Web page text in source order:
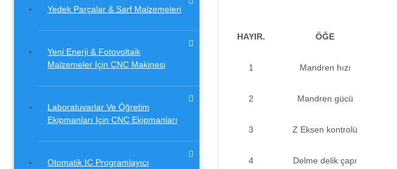
Yedek Parçalar & Sarf Malzemeleri
Yeni Enerji & Fotovoltaik
Malzemeler Için CNC Makinesi
Laboratuvarlar Ve Öğretim
Ekipmanları Için CNC Ekipmanları
Otomatik IC Programlayıcı
HAYIR. ÖĞE
1 Mandren hızı
2 Mandren gücü
3 Z Eksen kontrolü
4 Delme delik çapı